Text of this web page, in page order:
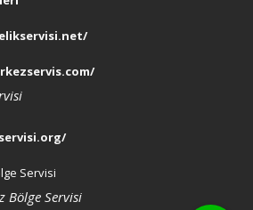
Servisi
Bölge Servisi